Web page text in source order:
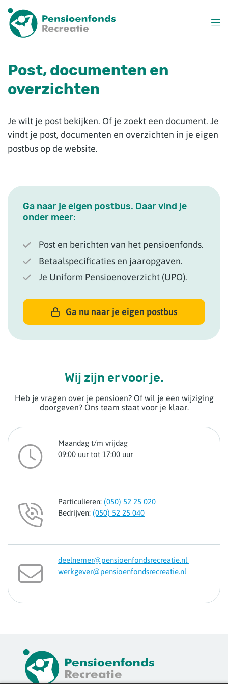
en
naar
inhoud
Post, documenten en
overzichten
Je wilt je post bekijken. Of je zoekt een document. Je
vindt je post, documenten en overzichten in je eigen
postbus op de website.
Ga naar je eigen postbus. Daar vind je
onder meer:
Post en berichten van het pensioenfonds.
Betaalspecificaties en jaaropgaven.
Je Uniform Pensioenoverzicht (UPO).
Ga nu naar je eigen postbus
Wij zijn er voor je.
Heb je vragen over je pensioen? Of wil je een wijziging
doorgeven? Ons team staat voor je klaar.
Maandag t/m vrijdag
09:00 uur tot 17:00 uur
Particulieren: (050) 52 25 020
Bedrijven: (050) 52 25 040
deelnemer@pensioenfondsrecreatie.nl
werkgever@pensioenfondsrecreatie.nl